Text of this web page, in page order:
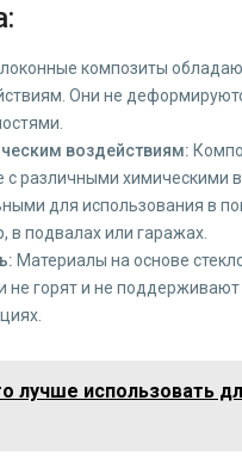
композиты
Они не
воздействиям:
с различными
для использования в
подвалах или гаражах.
Материалы на основе
не горят и не
лучше использовать